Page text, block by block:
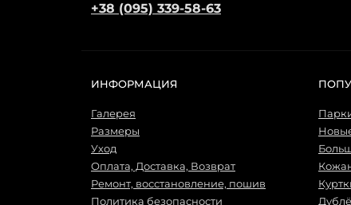
+38 (095) 339-58-63
ИНФОРМАЦИЯ
Галерея
Размеры
Уход
Оплата, Доставка, Возврат
Ремонт, восстановление, пошив
Политика безопасности